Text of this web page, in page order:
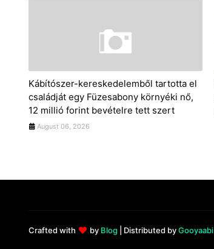
Kábítószer-kereskedelemből tartotta el
családját egy Füzesabony környéki nő,
12 millió forint bevételre tett szert
August 06, 2026
Crafted with by Blog | Distributed byGooyaabi